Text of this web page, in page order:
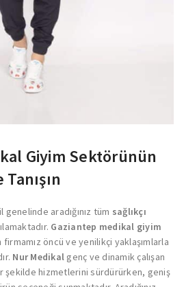
Giyim Sektörünün
aradığınız tüm sağlıkçı
Gaziantep medikal giyim
firmamız öncü ve yenilikçi yaklaşımlarla
Nur Medikal genç ve dinamik çalışan
hizmetlerini sürdürürken, geniş